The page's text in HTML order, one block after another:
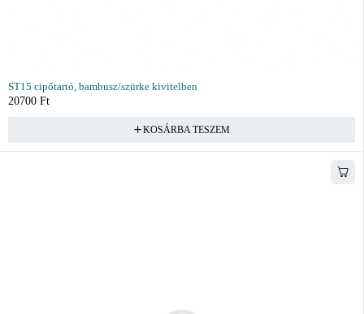
ST15 cipőtartó, bambusz/szürke kivitelben
20700 Ft
KOSÁRBA TESZEM